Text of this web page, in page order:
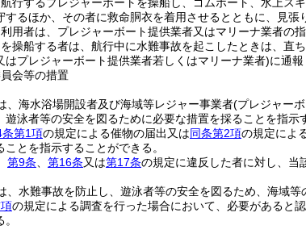
するほか、その者に救命胴衣を着用させるとともに、見張
用者は、プレジャーボート提供業者又はマリーナ業者の
操船する者は、航行中に水難事故を起こしたときは、直
はプレジャーボート提供業者若しくはマリーナ業者)に通報
会等の措置
、海水浴場開設者及び海域等レジャー事業者(プレジャー
遊泳者等の安全を図るために必要な措置を採ることを指示
第1項の規定による催物の届出又は同条第2項の規定によ
とを指示することができる。
第9条 第16条又は第17条の規定に違反した者に対し、当
、水難事故を防止し、遊泳者等の安全を図るため、海域等
の規定による調査を行った場合において、必要があると